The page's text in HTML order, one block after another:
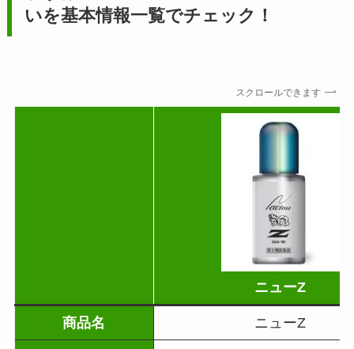
いを基本情報一覧でチェック！
スクロールできます
ニューZ
商品名 ニューZ